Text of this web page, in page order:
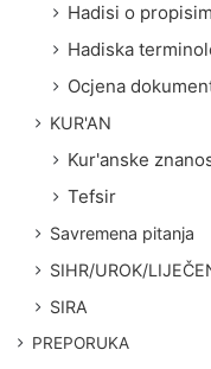
Hadisi o
Hadiska
Ocjena
KUR'AN
Kur'anske
Tefsir
Savremena pitanja
SIHR/UROK/
SIRA
PREPORUKA